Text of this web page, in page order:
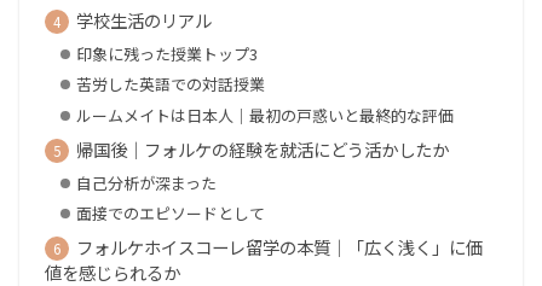
学校生活のリアル
印象に残った授業トップ3
苦労した英語での対話授業
ルームメイトは日本人｜最初の戸惑いと最終的な評価
帰国後｜フォルケの経験を就活にどう活かしたか
自己分析が深まった
面接でのエピソードとして
フォルケホイスコーレ留学の本質｜「広く浅く」に価
値を感じられるか